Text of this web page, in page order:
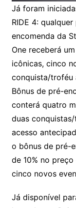
Já foram
RIDE 4:
encomenda da
One receberá
icônicas, cinco
conquista/troféu
Bônus de pré-
conterá quatro
duas
acesso
o bônus de pré-
de 10% no
cinco novos
Já disponível